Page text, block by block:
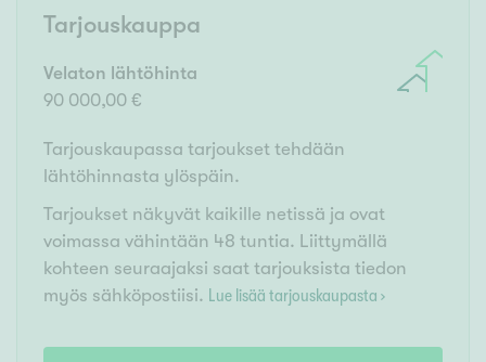
Tarjouskauppa
Velaton lähtöhinta
90 000,00 €
Tarjouskaupassa tarjoukset tehdään
lähtöhinnasta ylöspäin.
Tarjoukset näkyvät kaikille netissä ja ovat
voimassa vähintään 48 tuntia. Liittymällä
kohteen seuraajaksi saat tarjouksista tiedon
myös sähköpostiisi. Lue lisää tarjouskaupasta ›